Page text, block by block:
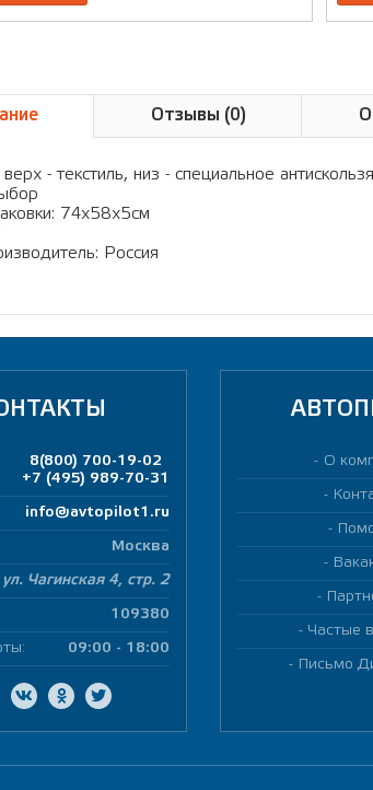
Отзывы (0)
- текстиль, низ - специальное
74х58х5см
Россия
8(800) 700-19-02
+7 (495) 989-70-31
info@avtopilot1.ru
Москва
ул. Чагинская 4, стр. 2
109380
09:00 - 18:00
О
Частые
Письмо